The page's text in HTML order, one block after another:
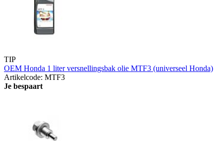
TIP
OEM Honda 1 liter versnellingsbak olie MTF3 (universeel Honda)
Artikelcode: MTF3
Je bespaart